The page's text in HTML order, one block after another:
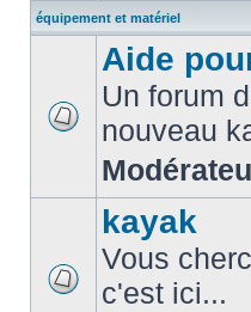
équipement et matériel
Aide
Un forum
nouveau
kayak
Vous
c'est ici...